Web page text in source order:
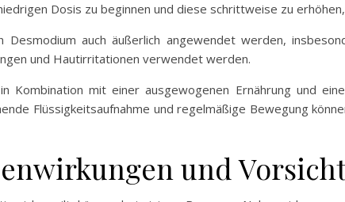
Dosis zu beginnen und diese schrittweise zu
Desmodium auch äußerlich angewendet werden,
und Hautirritationen verwendet werden.
Kombination mit einer ausgewogenen Ernährung und
Flüssigkeitsaufnahme und regelmäßige Bewegung
und